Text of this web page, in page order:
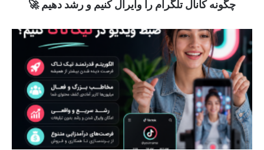
چگونه کانال تلگرام را وایرال کنیم و رشد دهیم 🚀